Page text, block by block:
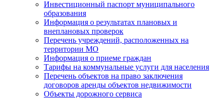
Инвестиционный паспорт муниципального
образования
Информация о результатах плановых и
внеплановых проверок
Перечень учреждений, расположенных на
территории МО
Информация о приеме граждан
Тарифы на коммунальные услуги для населения
Перечень объектов на право заключения
договоров аренды объектов недвижимости
Объекты дорожного сервиса